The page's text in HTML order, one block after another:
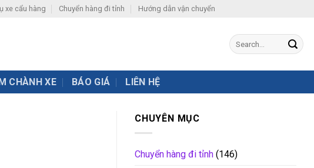
xe cẩu hàng Chuyển hàng đi tỉnh Hướng dẫn vận chuyển
CHÀNH XE BÁO GIÁ LIÊN HỆ
CHUYÊN MỤC
Chuyển hàng đi tỉnh (146)